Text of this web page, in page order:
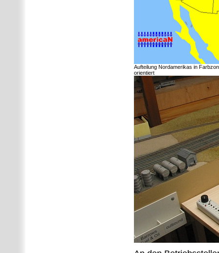
Aufteilung Nordamerikas in
orientiert